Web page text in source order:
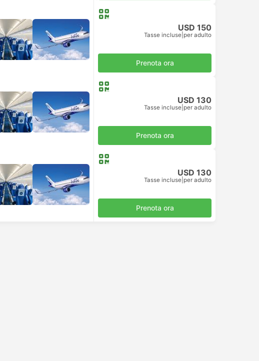
USD 150
Tasse incluse per adulto
Prenota ora
USD 130
Tasse incluse per adulto
Prenota ora
USD 130
Tasse incluse per adulto
Prenota ora